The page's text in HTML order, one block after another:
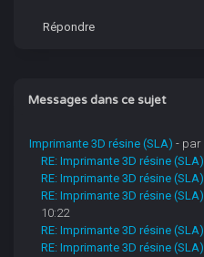
Répondre
Messages dans ce sujet
Imprimante 3D résine (SLA) - par
RE: Imprimante 3D résine (SLA)
RE: Imprimante 3D résine (SLA)
RE: Imprimante 3D résine (SLA)
10:22
RE: Imprimante 3D résine (SLA)
RE: Imprimante 3D résine (SLA)